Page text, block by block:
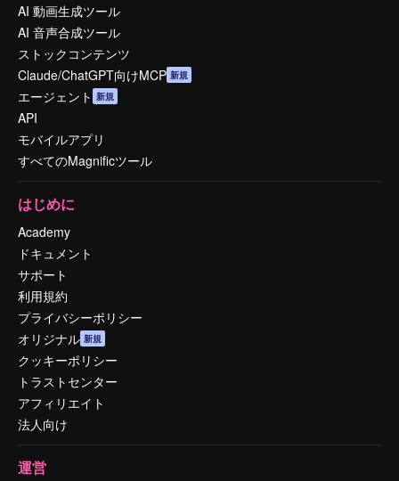
AI 動画生成ツール
AI 音声合成ツール
ストックコンテンツ
Claude/ChatGPT向けMCP 新規
エージェント 新規
API
モバイルアプリ
すべてのMagnificツール
はじめに
Academy
ドキュメント
サポート
利用規約
プライバシーポリシー
オリジナル 新規
クッキーポリシー
トラストセンター
アフィリエイト
法人向け
運営